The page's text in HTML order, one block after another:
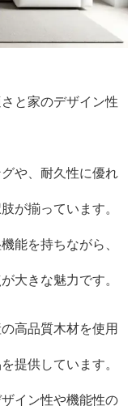
と家のデザイン性
や、耐久性に優れ
が揃っています。
能を持ちながら、
大きな魅力です。
高品質木材を使用
提供しています。
イン性や機能性の